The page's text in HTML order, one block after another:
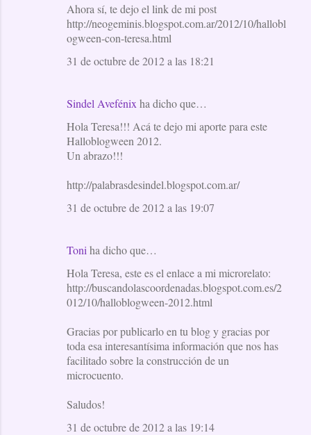
Ahora sí, te dejo el link de mi post
http://neogeminis.blogspot.com.ar/2012/10/hallobl
ogween-con-teresa.html
31 de octubre de 2012 a las 18:21
Sindel Avefénix ha dicho que…
Hola Teresa!!! Acá te dejo mi aporte para este
Halloblogween 2012.
Un abrazo!!!
http://palabrasdesindel.blogspot.com.ar/
31 de octubre de 2012 a las 19:07
Toni ha dicho que…
Hola Teresa, este es el enlace a mi microrelato:
http://buscandolascoordenadas.blogspot.com.es/2
012/10/halloblogween-2012.html
Gracias por publicarlo en tu blog y gracias por
toda esa interesantísima información que nos has
facilitado sobre la construcción de un
microcuento.
Saludos!
31 de octubre de 2012 a las 19:14